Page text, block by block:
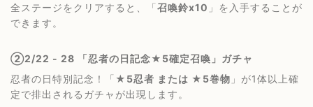
全ステージをクリアすると、「召喚鈴x10 」を入手することが
できます。
②2/22 - 28 「忍者の日記念★5確定召喚」ガチャ
忍者の日特別記念！「★5忍者 または ★5巻物 」が1体以上確
定で排出されるガチャが出現します。